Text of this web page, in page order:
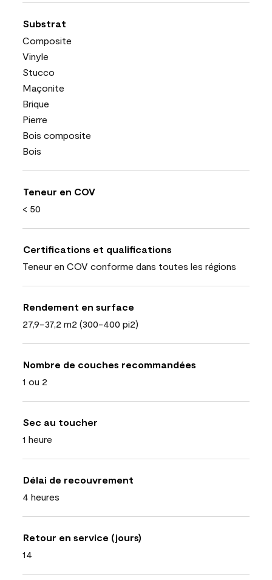
Substrat
Composite
Vinyle
Stucco
Maçonite
Brique
Pierre
Bois composite
Bois
Teneur en COV
< 50
Certifications et qualifications
Teneur en COV conforme dans toutes les régions
Rendement en surface
27,9-37,2 m2 (300-400 pi2)
Nombre de couches recommandées
1 ou 2
Sec au toucher
1 heure
Délai de recouvrement
4 heures
Retour en service (jours)
14